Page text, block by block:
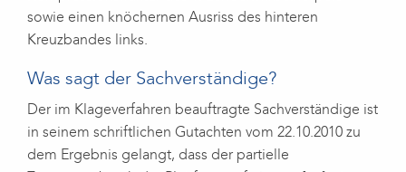
sowie einen knöchernen Ausriss des hinteren
Kreuzbandes links.
Was sagt der Sachverständige?
Der im Klageverfahren beauftragte Sachverständige ist
in seinem schriftlichen Gutachten vom 22.10.2010 zu
dem Ergebnis gelangt, dass der partielle